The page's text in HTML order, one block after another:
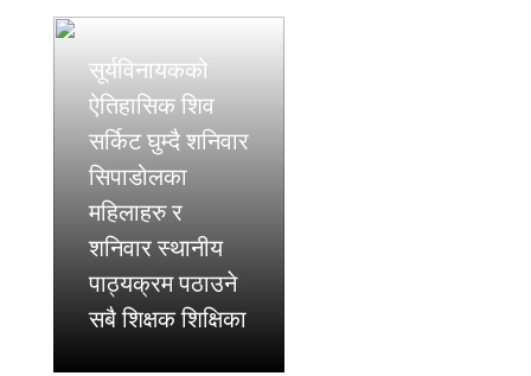
सूर्यविनायकको
ऐतिहासिक शिव
सर्किट घुम्दै शनिवार
सिपाडोलका
महिलाहरु र
शनिवार स्थानीय
पाठ्यक्रम पठाउने
सबै शिक्षक शिक्षिका